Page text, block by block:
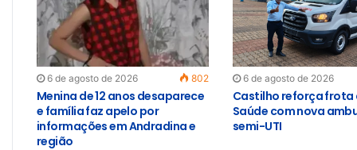
6 de agosto de 2026 802
Menina de 12 anos desaparece
e família faz apelo por
informações em Andradina e
região
6 de agosto de 2026
Castilho reforça frota
Saúde com nova
semi-UTI